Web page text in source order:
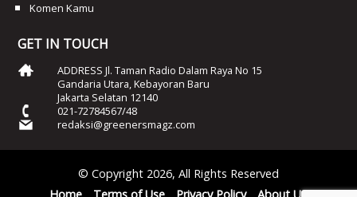
Komen Kamu
GET IN TOUCH
ADDRESS Jl. Taman Radio Dalam Raya No 15
Gandaria Utara, Kebayoran Baru
Jakarta Selatan 12140
021-72784567/48
redaksi@greenersmagz.com
© Copyright 2026, All Rights Reserved
Home
Terms of Use Privacy Policy About Us